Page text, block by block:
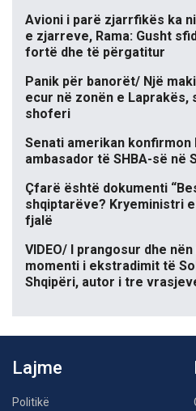
Avioni i parë zjarrfikës ka
e zjarreve, Rama: Gusht
fortë dhe të përgatitur
Panik për banorët/ Një
ecur në zonën e Laprakës,
shoferi
Senati amerikan konfirmon
ambasador të SHBA-së në
Çfarë është dokumenti
shqiptarëve? Kryeministri
fjalë
VIDEO/ I prangosur dhe
momenti i ekstradimit të
Shqipëri, autor i tre
Lajme
Politikë